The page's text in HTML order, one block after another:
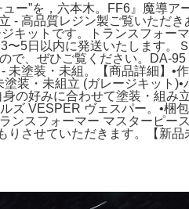
ー”を，六本木。FF6』魔導ア
- 高品質レジン製ご覧いただき
キットです。トランスフォー
〜5日以内に発送いたします。
、ぜひご覧ください。DA-95
塗装・未組。【商品詳細】•
装・未組立 (ガレージキット)•
の好みに合わせて塗装・組み
ズ VESPER ヴェスパー。•梱
ンスフォーマー マスターピー
させていただきます。【新品